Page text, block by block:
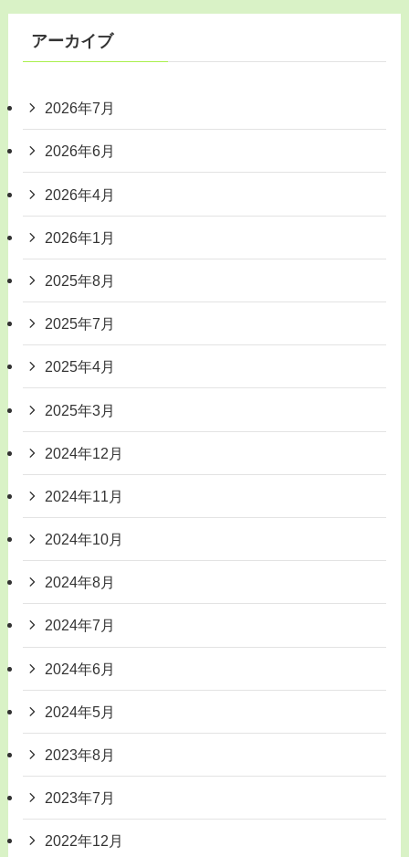
アーカイブ
2026年7月
2026年6月
2026年4月
2026年1月
2025年8月
2025年7月
2025年4月
2025年3月
2024年12月
2024年11月
2024年10月
2024年8月
2024年7月
2024年6月
2024年5月
2023年8月
2023年7月
2022年12月